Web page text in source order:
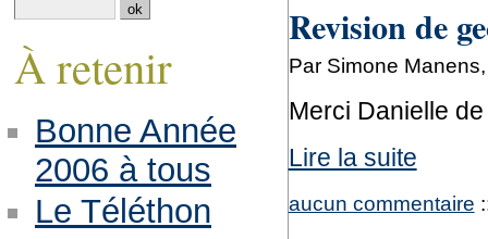
Revision de
Par Simone
Merci Danielle
Lire la suite
aucun commentaire
À retenir
Bonne Année
2006 à tous
Le Téléthon